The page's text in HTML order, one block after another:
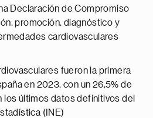
Declaración de Compromiso
promoción, diagnóstico y
cardiovasculares
fueron la primera
en 2023, con un 26,5% de
los últimos datos definitivos del
(INE)